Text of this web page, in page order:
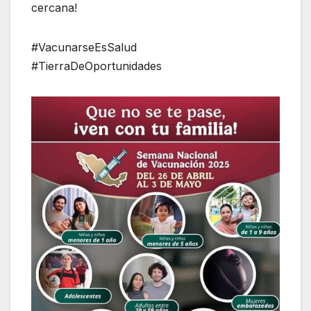
cercana!
#VacunarseEsSalud
#TierraDeOportunidades